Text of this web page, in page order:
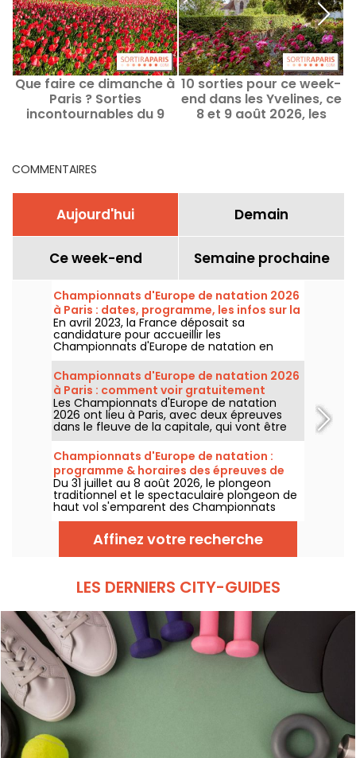
Que faire ce dimanche à
Paris ? Sorties
incontournables du 9
10 sorties pour ce week-
end dans les Yvelines, ce
8 et 9 août 2026, les
COMMENTAIRES
Aujourd'hui Demain
Ce week-end Semaine prochaine
Championnats d'Europe de natation 2026
à Paris : dates, programme, les infos sur la
compétition
En avril 2023, la France déposait sa
candidature pour accueillir les
Championnats d'Europe de natation en
2026. Du 31 juillet au 16 août, le Centre
Aquatique Olympique vous attend pour
encourager nos nageurs. Voici toutes les
informations à connaître sur la compétition
et les épreuves !
Championnats d'Europe de natation 2026
à Paris : comment voir gratuitement
certaines épreuves ?
Les Championnats d'Europe de natation
2026 ont lieu à Paris, avec deux épreuves
dans le fleuve de la capitale, qui vont être
plus accessibles au grand public ! Comment
observer les compétitions en eau libre et le
plongeon de haut vol, au mois d'août
prochain ?
Championnats d'Europe de natation :
programme & horaires des épreuves de
plongeon et de haut vol
Du 31 juillet au 8 août 2026, le plongeon
traditionnel et le spectaculaire plongeon de
haut vol s'emparent des Championnats
d'Europe de natation. Entre le bassin
olympique de Saint-Denis et le cadre
naturel de la Seine, les meilleurs plongeurs
du continent vont s'élancer pour des figures
Affinez votre recherche
LES DERNIERS CITY-GUIDES